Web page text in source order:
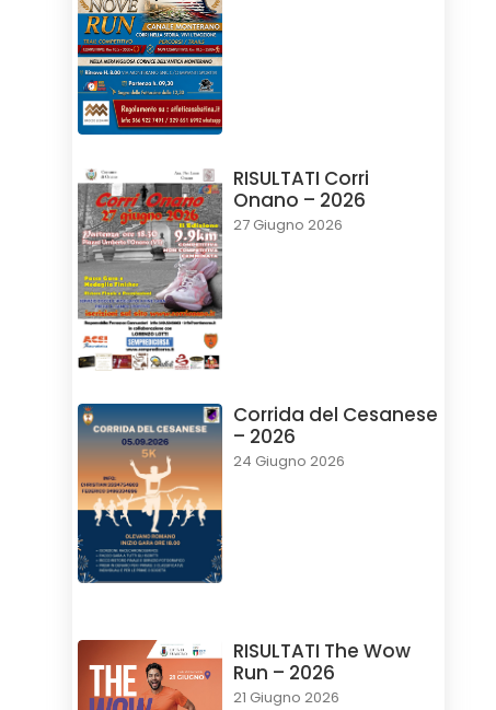
RISULTATI Corri
Onano – 2026
27 Giugno 2026
Corrida del Cesanese
– 2026
24 Giugno 2026
RISULTATI The Wow
Run – 2026
21 Giugno 2026